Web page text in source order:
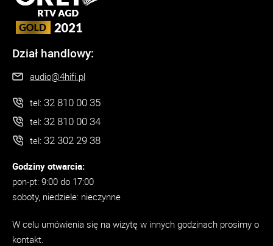
Dział handlowy:
audio@4hifi.pl
tel: 32 810 00 35
tel: 32 810 00 34
tel: 32 302 29 38
Godziny otwarcia:
pon-pt: 9:00 do 17:00
soboty, niedziele: nieczynne
W celu umówienia się na wizytę w innych godzinach prosimy o
kontakt.